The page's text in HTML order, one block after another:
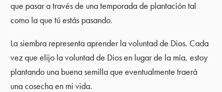
que pasar a través de una temporada de plantación tal
como la que tú estás pasando.
La siembra representa aprender la voluntad de Dios. Cada
vez que elijo la voluntad de Dios en lugar de la mía, estoy
plantando una buena semilla que eventualmente traerá
una cosecha en mi vida.